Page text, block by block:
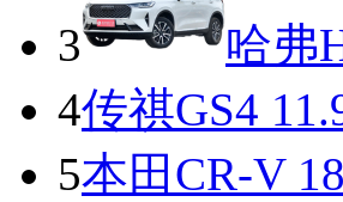
3 哈弗
4传祺GS4
5本田CR-V